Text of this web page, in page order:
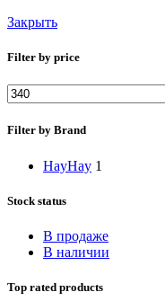
Закрыть
Filter by price
Min
price
Filter by Brand
HayHay 1
Stock status
В продаже
В наличии
Top rated products